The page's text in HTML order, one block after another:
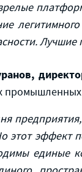
Лучшие
промышленных
этот эффект
единые